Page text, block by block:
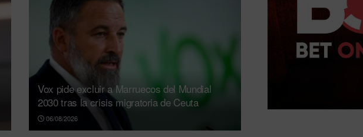
Vox pide excluir a Marruecos del Mundial
2030 tras la crisis migratoria de Ceuta
06/08/2026